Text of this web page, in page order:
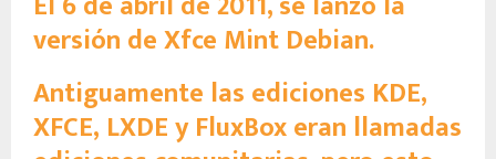
versión de Xfce Mint Debian.
Antiguamente las ediciones KDE,
XFCE, LXDE y FluxBox eran llamadas